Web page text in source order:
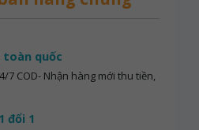
toàn quốc
7 COD- Nhận hàng mới thu tiền,
đổi 1